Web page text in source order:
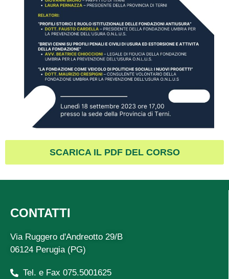
SCARICA IL PDF DEL CORSO
CONTATTI
Via Ruggero d'Andreotto 29/B
06124 Perugia (PG)
Tel. e Fax 075.5001625